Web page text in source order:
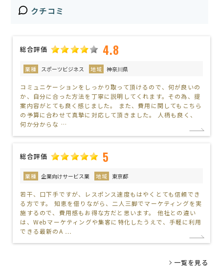
クチコミ
総合評価 4.8
業種 スポーツビジネス 地域 神奈川県
コミュニケーションをしっかり取って頂けるので、何が良いの
か、自分に合った方法を丁寧に説明してくれます。その為、提
案内容がとても良く感じました。 また、費用に関してもこちら
の予算に合わせて真摯に対応して頂きました。 人柄も良く、
何か分からな …
総合評価 5
業種 企業向けサービス業 地域 東京都
若干、口下手ですが、レスポンス速度もはやくとても信頼でき
る方です。 知恵を借りながら、二人三脚でマーケティングを実
施するので、費用感もお得な方だと思います。 他社との違い
は、Webマーケティングや集客に特化したうえで、手軽に利用
できる最新のA …
一覧を見る